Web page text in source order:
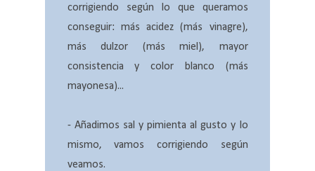
corrigiendo según lo que queramos
conseguir: más acidez (más vinagre),
más dulzor (más miel), mayor
consistencia y color blanco (más
mayonesa)...
- Añadimos sal y pimienta al gusto y lo
mismo, vamos corrigiendo según
veamos.